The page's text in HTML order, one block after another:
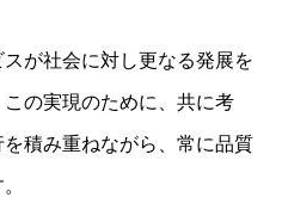
が社会に対し更なる発展を
の実現のために、共に考
積み重ねながら、常に品質